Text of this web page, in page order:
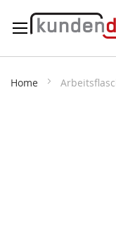
zum
Home